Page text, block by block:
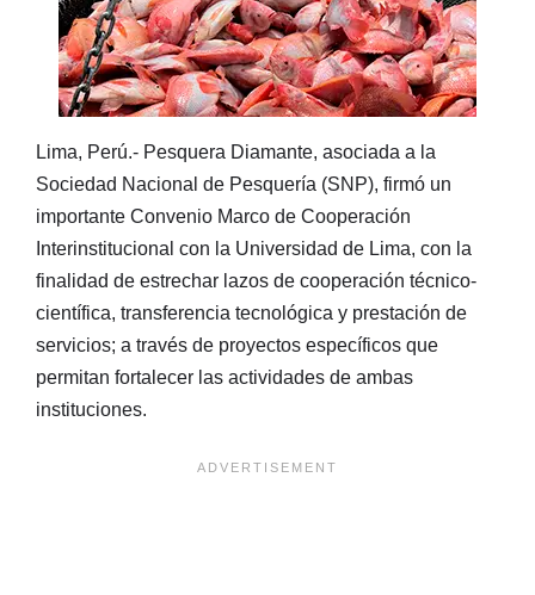
Lima, Perú.- Pesquera Diamante, asociada a la
Sociedad Nacional de Pesquería (SNP), firmó un
importante Convenio Marco de Cooperación
Interinstitucional con la Universidad de Lima, con la
finalidad de estrechar lazos de cooperación técnico-
científica, transferencia tecnológica y prestación de
servicios; a través de proyectos específicos que
permitan fortalecer las actividades de ambas
instituciones.